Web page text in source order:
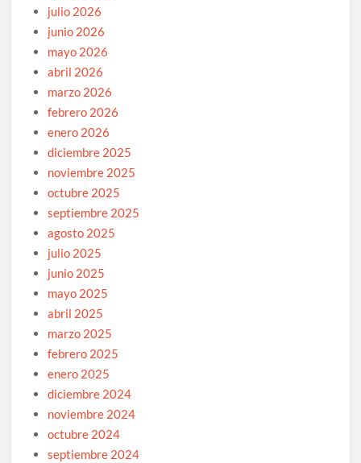
julio 2026
junio 2026
mayo 2026
abril 2026
marzo 2026
febrero 2026
enero 2026
diciembre 2025
noviembre 2025
octubre 2025
septiembre 2025
agosto 2025
julio 2025
junio 2025
mayo 2025
abril 2025
marzo 2025
febrero 2025
enero 2025
diciembre 2024
noviembre 2024
octubre 2024
septiembre 2024